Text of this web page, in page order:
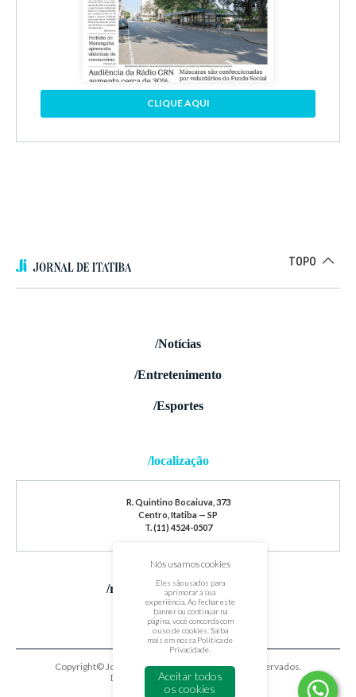
CLIQUE AQUI
TOPO
/Notícias
/Entretenimento
/Esportes
/localização
R. Quintino Bocaiuva, 373
Centro, Itatiba — SP
T. (11) 4524-0507
/redes sociais
Copyright© Jornal de Itatiba. Todos os direitos reservados.
Desenvolvido poroxigenium.co
Nós usamos cookies
Eles são usados para
aprimorar a sua
experiência. Ao fechar este
banner ou continuar na
página, você concorda com
o uso de cookies. Saiba
mais em nossa Política de
Privacidade
Aceitar todos
os cookies